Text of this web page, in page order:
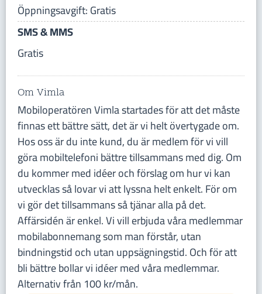
Öppningsavgift: Gratis
SMS & MMS
Gratis
Om Vimla
Mobiloperatören Vimla startades för att det måste
finnas ett bättre sätt, det är vi helt övertygade om.
Hos oss är du inte kund, du är medlem för vi vill
göra mobiltelefoni bättre tillsammans med dig. Om
du kommer med idéer och förslag om hur vi kan
utvecklas så lovar vi att lyssna helt enkelt. För om
vi gör det tillsammans så tjänar alla på det.
Affärsidén är enkel. Vi vill erbjuda våra medlemmar
mobilabonnemang som man förstår, utan
bindningstid och utan uppsägningstid. Och för att
bli bättre bollar vi idéer med våra medlemmar.
Alternativ från 100 kr/mån.